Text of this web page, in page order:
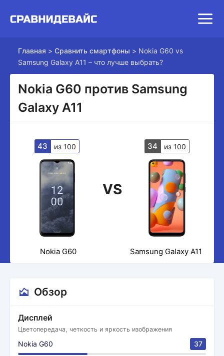
Главная > Сравнить смартфоны > Nokia G60 vs
Samsung Galaxy A11 – что лучше выбрать?
Nokia G60 против Samsung
Galaxy A11
43 из 100
VS
34 из 100
Nokia G60 Samsung Galaxy A11
Обзор
Дисплей
Цветопередача, четкость и яркость изображения
Nokia G60 37